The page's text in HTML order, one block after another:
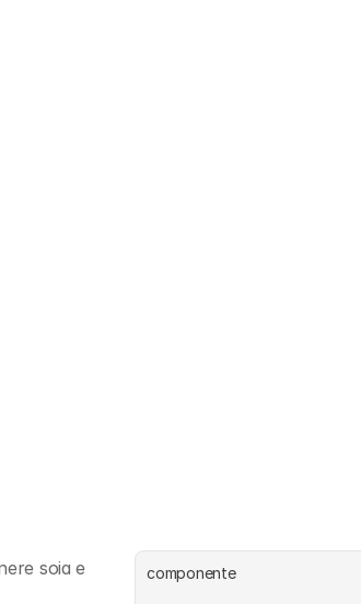
soia e
componente